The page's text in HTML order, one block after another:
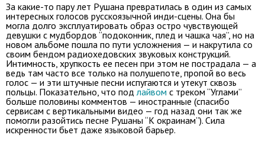
За какие-то пару лет Рушана превратилась в один из самых
интересных голосов русскоязычной инди-сцены. Она бы
могла долго эксплуатировать образ остро чувствующей
девушки с мудбордов “подоконник, плед и чашка чая”, но на
новом альбоме пошла по пути усложнения — и накрутила со
своим бендом радиохедовских звуковых конструкций.
Интимность, хрупкость ее песен при этом не пострадала — а
ведь там часто все только на полушепоте, пропой во весь
голос — и эти штучные песни испугаются и утекут сквозь
польцы. Показательно, что подлайвом с треком “Углами”
больше половины комментов — иностранные (спасибо
сервисам с вертикальными видео — год назад они так же
помогли разойтись песне Рушаны “К окраинам”). Сила
искренности бьет даже языковой барьер.